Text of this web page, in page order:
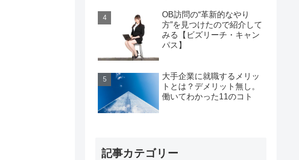
OB訪問の“革新的なやり
方”を見つけたので紹介して
みる【ビズリーチ・キャン
パス】
大手企業に就職するメリッ
トとは？デメリット無し。
働いてわかった11のコト
記事カテゴリー